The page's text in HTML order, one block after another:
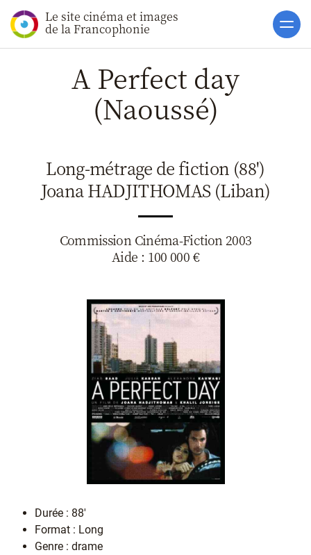
Le site cinéma et images
de la Francophonie Accueil
Actualités
Soutiens
Catalogue
Clap ACP
Boites à
Accès pro
A Perfect day
(Naoussé)
Long-métrage de fiction (88')
Joana HADJITHOMAS (Liban)
Commission Cinéma-Fiction 2003
Aide : 100 000 €
Durée : 88'
Format : Long
Genre : drame